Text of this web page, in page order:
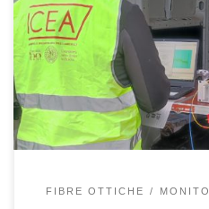
Gibin hanno eseguito misure sui
all’interno di ancoraggi passivi. Il
in esercizio si inserisce all’interno
realizzazione di una nuova
FIBRE OTTICHE